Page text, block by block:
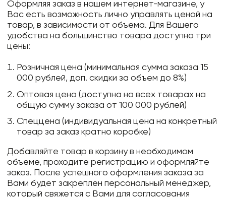
Оформляя заказ в нашем интернет-магазине, у
Вас есть возможность лично управлять ценой на
товар, в зависимости от объема. Для Вашего
удобства на большинство товара доступно три
цены:
Розничная цена (минимальная сумма заказа 15
000 рублей, доп. скидки за объем до 8%)
Оптовая цена (доступна на всех товарах на
общую сумму заказа от 100 000 рублей)
Спеццена (индивидуальная цена на конкретный
товар за заказ кратно коробке)
Добавляйте товар в корзину в необходимом
объеме, проходите регистрацию и оформляйте
заказ. После успешного оформления заказа за
Вами будет закреплен персональный менеджер,
который свяжется с Вами для согласования